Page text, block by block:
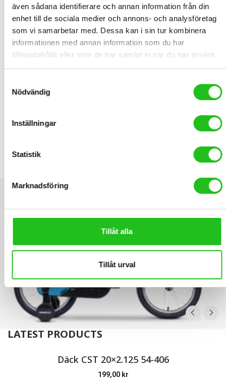
även sådana identifierare och annan information från din
enhet till de sociala medier och annons- och analysföretag
som vi samarbetar med. Dessa kan i sin tur kombinera
informationen med annan information som du har
tillhandahållit eller som de har samlat in när du har använt
deras tjänster.
Nödvändig
Inställningar
Statistik
Marknadsföring
Tillåt alla
Tillåt urval
sedan dom startade företaget 1921 i Osaka Japan har dom varit
ledande inom cykelindustrin. Tack vare stor satsning på forskning
och utveckling, har shimano några av dem bästa komponenterna
på marknaden. Shimano cykelkomponenter är en garanti för hög
kvalitet. Shimano tillverkar inte bara komponenter, dem tillverkar
även Shimano cykelskor, Shimano cykelglasögon och Shimano
LATEST PRODUCTS
Däck CST 20×2.125 54-406
199,00 kr